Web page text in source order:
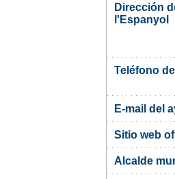
Dirección
l'Espanyol
Teléfono
E-mail del
Sitio web
Alcalde